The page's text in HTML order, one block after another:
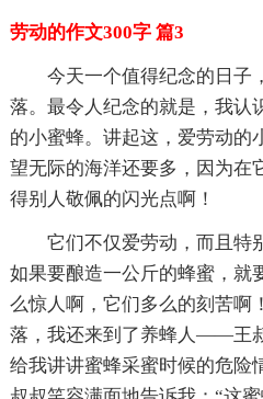
劳动的作文300字 篇3
今天一个值得纪念的日子
落。最令人纪念的就是，我
的小蜜蜂。讲起这，爱劳动的
望无际的海洋还要多，因为在
得别人敬佩的闪光点啊！
它们不仅爱劳动，而且特
如果要酿造一公斤的蜂蜜，就
么惊人啊，它们多么的刻苦啊
落，我还来到了养蜂人——王
给我讲讲蜜蜂采蜜时候的危险